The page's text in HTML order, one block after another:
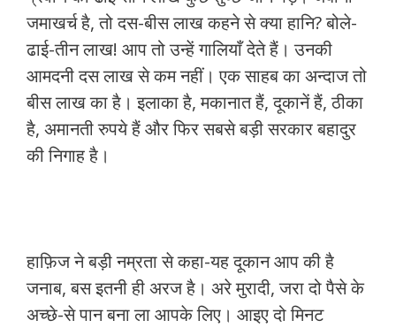
जमाखर्च है, तो दस-बीस लाख कहने से क्या हानि? बोले-
ढाई-तीन लाख! आप तो उन्हें गालियाँ देते हैं। उनकी
आमदनी दस लाख से कम नहीं। एक साहब का अन्दाज तो
बीस लाख का है। इलाका है, मकानात हैं, दूकानें हैं, ठीका
है, अमानती रुपये हैं और फिर सबसे बड़ी सरकार बहादुर
की निगाह है।
हाफ़िज ने बड़ी नम्रता से कहा-यह दूकान आप की है
जनाब, बस इतनी ही अरज है। अरे मुरादी, जरा दो पैसे के
अच्छे-से पान बना ला आपके लिए। आइए दो मिनट